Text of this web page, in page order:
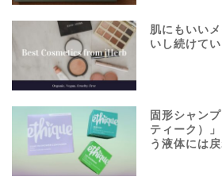
肌にもいい
いし続けて
固形シャン
ティーク）
う液体には